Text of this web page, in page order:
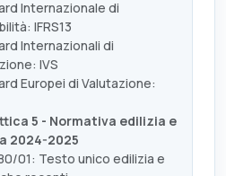
Internazionale di
IFRS13
Internazionali di
IVS
Europei di Valutazione:
5 - Normativa edilizia e
2024-2025
01: Testo unico edilizia e